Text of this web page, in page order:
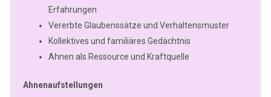
Erfahrungen
Vererbte Glaubenssätze und Verhaltensmuster
Kollektives und familiäres Gedächtnis
Ahnen als Ressource und Kraftquelle
Ahnenaufstellungen